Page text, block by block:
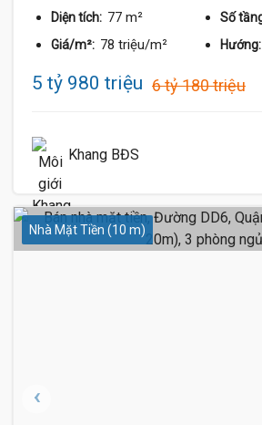
Diện tích: 77 m² Số
Giá/m²: 78 triệu/m² Hướng:
5 tỷ 980 triệu 6 tỷ 180 triệu
Khang BĐS
Nhà Mặt Tiền (10 m)